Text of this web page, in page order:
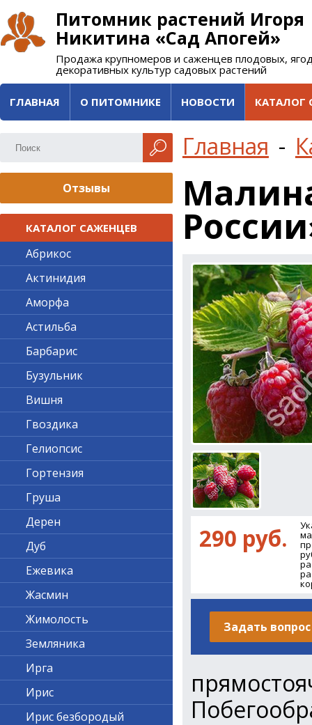
Питомник растений Игоря
Никитина «Сад Апогей»
Продажа крупномеров и саженцев плодовых,
декоративных культур садовых растений
ГЛАВНАЯ О ПИТОМНИКЕ НОВОСТИ КАТАЛОГ
Главная -
290 руб.
Задать вопрос
Отзывы
КАТАЛОГ САЖЕНЦЕВ
Абрикос
Актинидия
Аморфа
Астильба
Барбарис
Бузульник
Вишня
Гвоздика
Гелиопсис
Гортензия
Груша
Дерен
Дуб
Ежевика
Жасмин
Жимолость
Земляника
Ирга
Ирис
Ирис безбородый